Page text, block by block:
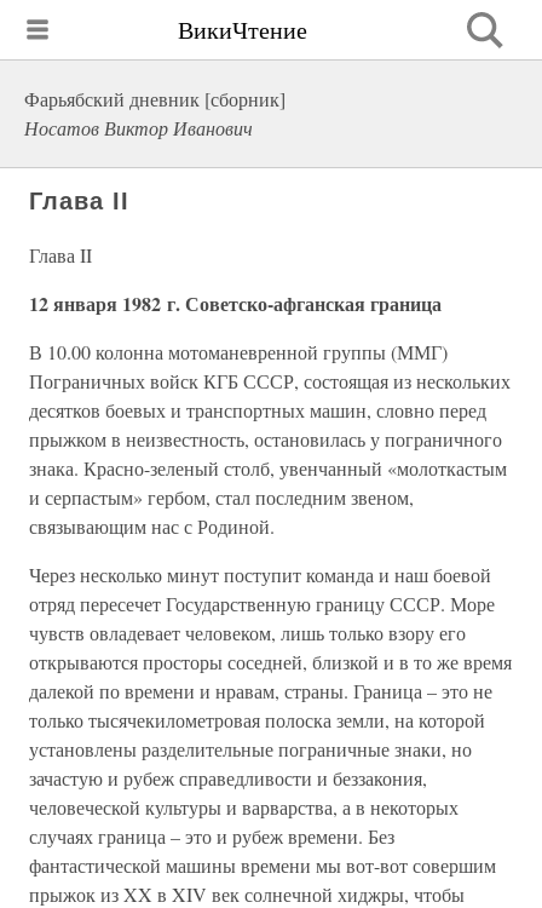
ВикиЧтение
Фарьябский дневник [сборник]
Носатов Виктор Иванович
Глава II
Глава II
12 января 1982 г. Советско-афганская граница
В 10.00 колонна мотоманевренной группы (ММГ)
Пограничных войск КГБ СССР, состоящая из нескольких
десятков боевых и транспортных машин, словно перед
прыжком в неизвестность, остановилась у пограничного
знака. Красно-зеленый столб, увенчанный «молоткастым
и серпастым» гербом, стал последним звеном,
связывающим нас с Родиной.
Через несколько минут поступит команда и наш боевой
отряд пересечет Государственную границу СССР. Море
чувств овладевает человеком, лишь только взору его
открываются просторы соседней, близкой и в то же время
далекой по времени и нравам, страны. Граница – это не
только тысячекилометровая полоска земли, на которой
установлены разделительные пограничные знаки, но
зачастую и рубеж справедливости и беззакония,
человеческой культуры и варварства, а в некоторых
случаях граница – это и рубеж времени. Без
фантастической машины времени мы вот-вот совершим
прыжок из XX в XIV век солнечной хиджры, чтобы